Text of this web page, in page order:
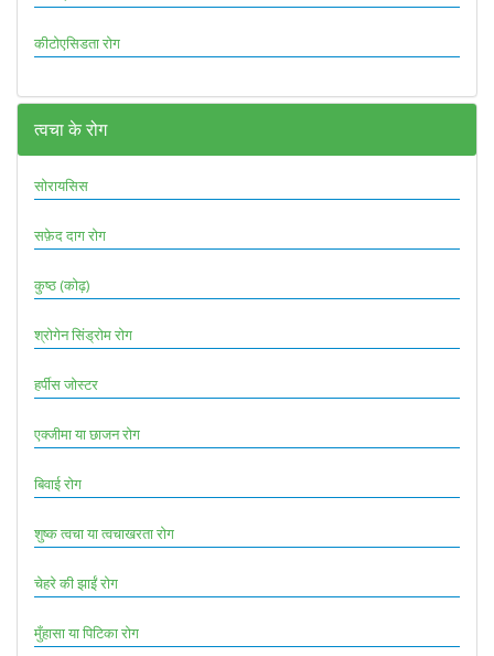
कीटोएसिडता रोग
त्वचा के रोग
सोरायसिस
सफ़ेद दाग रोग
कुष्ठ (कोढ़)
श्रोगेन सिंड्रोम रोग
हर्पीस जोस्टर
एक्जीमा या छाजन रोग
बिवाई रोग
शुष्क त्वचा या त्वचाखरता रोग
चेहरे की झाईं रोग
मुँहासा या पिटिका रोग